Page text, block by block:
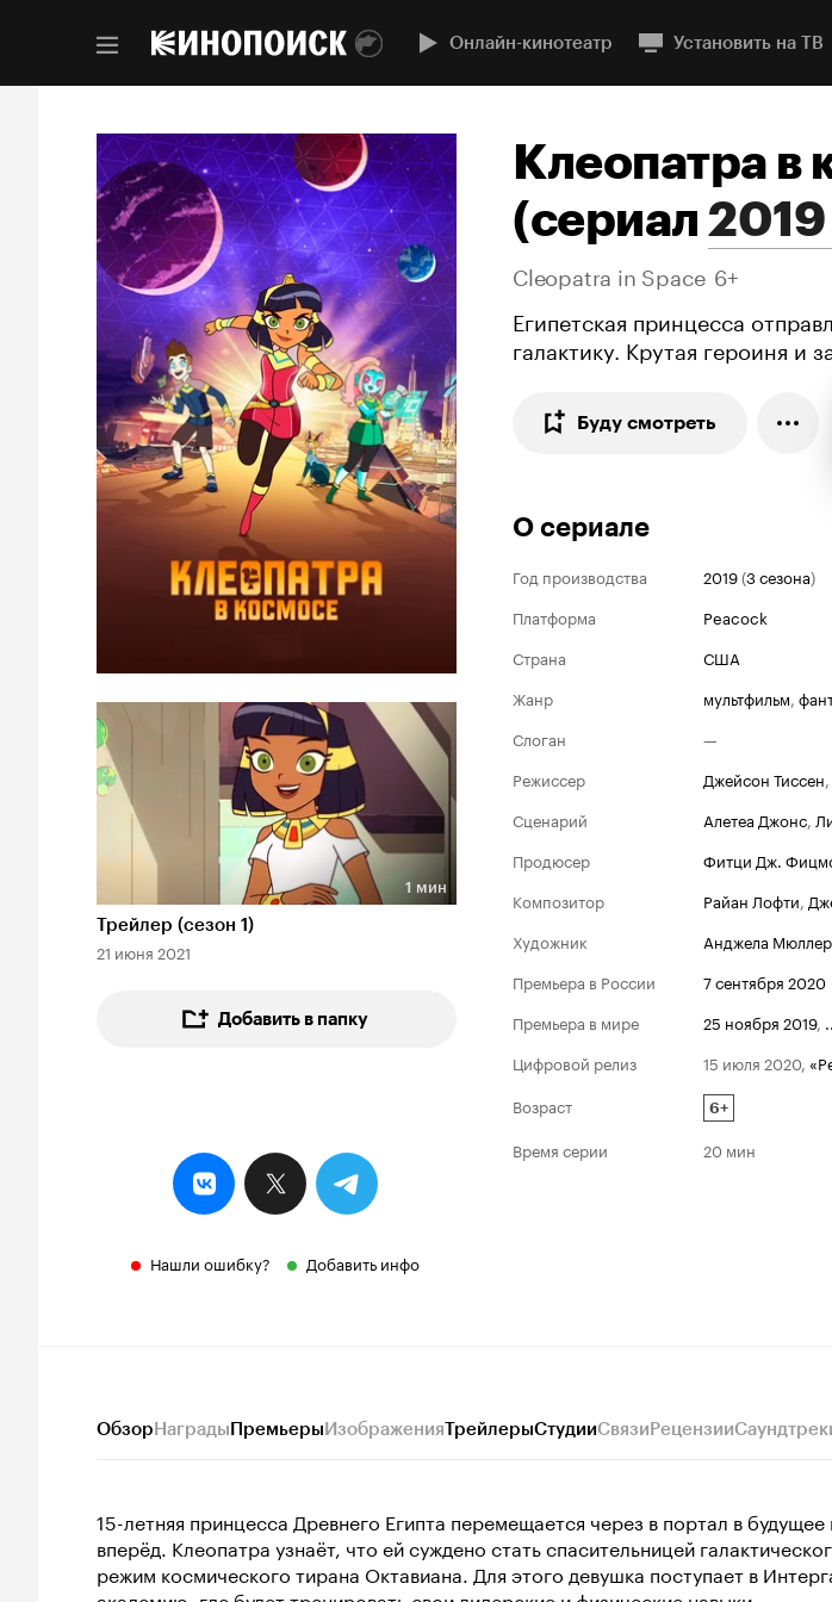
Онлайн-кинотеатр Установить на ТВ
Длительность 1 мин
1 мин
Трейлер (сезон 1)
21 июня 2021
Добавить в папку
Нашли ошибку? Добавить инфо
Клеопатра в
(сериал2019
Cleopatra in Space 6+
Египетская принцесса
галактику. Крутая героиня и
Буду смотреть
О сериале
Год производства 2019(3 сезона)
Платформа
Peacock
Страна
США
Жанр
мультфильм,
Слоган
—
Режиссер
Джейсон Тиссен,
Сценарий
Алетеа Джонс,
Продюсер
Фитци Дж.
Композитор
Райан Лофти,
Художник
Анджела Мюллер
Премьера в России
7 сентября 2020
Премьера в мире
25 ноября 2019,
Цифровой релиз
15 июля 2020,
Возраст
6+
Время серии 20 мин
ОбзорНаградыПремьерыИзображенияТрейлерыСтудииСвязиРецензии
15-летняя принцесса Древнего Египта перемещается через в портал в
вперёд. Клеопатра узнаёт, что ей суждено стать спасительницей
режим космического тирана Октавиана. Для этого девушка поступает в